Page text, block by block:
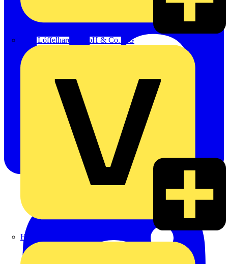
Emil Löffelhardt GmbH & Co. KG
Hardy Schmitz